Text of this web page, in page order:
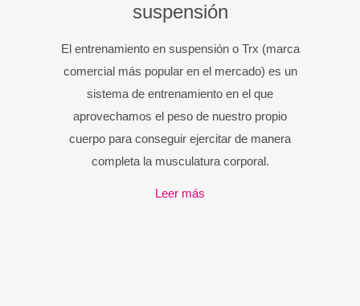
suspensión
El entrenamiento en suspensión o Trx (marca
comercial más popular en el mercado) es un
sistema de entrenamiento en el que
aprovechamos el peso de nuestro propio
cuerpo para conseguir ejercitar de manera
completa la musculatura corporal.
Leer más